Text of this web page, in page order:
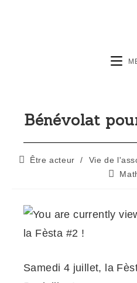
Bénévolat
Être acteur / Vie de
Samedi 4 juillet, la